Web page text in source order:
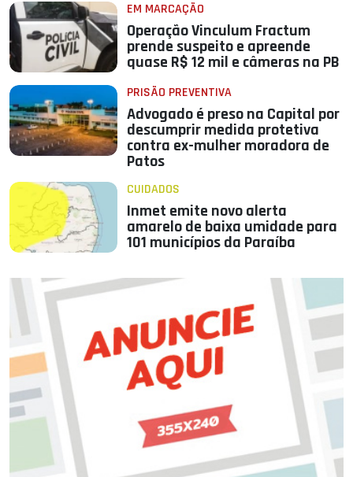
EM MARCAÇÃO
Operação Vinculum Fractum
prende suspeito e apreende
quase R$ 12 mil e câmeras na PB
PRISÃO PREVENTIVA
Advogado é preso na Capital por
descumprir medida protetiva
contra ex-mulher moradora de
Patos
CUIDADOS
Inmet emite novo alerta
amarelo de baixa umidade para
101 municípios da Paraíba